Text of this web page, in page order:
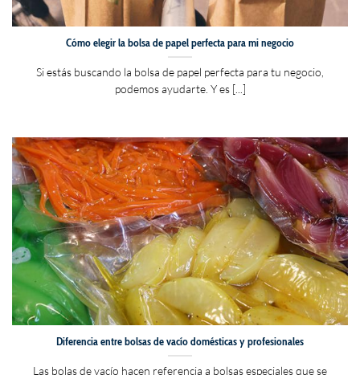
Cómo elegir la bolsa de papel perfecta para mi negocio
Si estás buscando la bolsa de papel perfecta para tu negocio,
podemos ayudarte. Y es [...]
Diferencia entre bolsas de vacío domésticas y profesionales
Las bolas de vacío hacen referencia a bolsas especiales que se